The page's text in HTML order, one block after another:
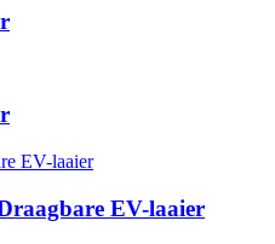
EV-laaier